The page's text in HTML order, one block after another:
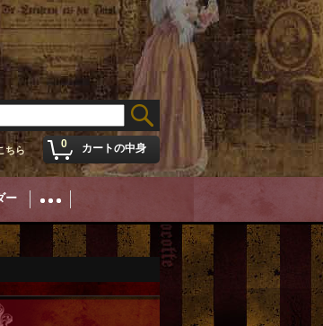
0 カートの中身
ちら
ー